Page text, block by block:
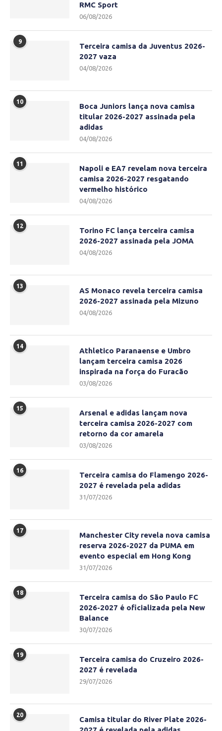
RMC Sport
06/08/2026
9
Terceira camisa da Juventus 2026-
2027 vaza
04/08/2026
10
Boca Juniors lança nova camisa
titular 2026-2027 assinada pela
adidas
04/08/2026
11
Napoli e EA7 revelam nova terceira
camisa 2026-2027 resgatando
vermelho histórico
04/08/2026
12
Torino FC lança terceira camisa
2026-2027 assinada pela JOMA
04/08/2026
13
AS Monaco revela terceira camisa
2026-2027 assinada pela Mizuno
04/08/2026
14
Athletico Paranaense e Umbro
lançam terceira camisa 2026
inspirada na força do Furacão
03/08/2026
15
Arsenal e adidas lançam nova
terceira camisa 2026-2027 com
retorno da cor amarela
03/08/2026
16
Terceira camisa do Flamengo 2026-
2027 é revelada pela adidas
31/07/2026
17
Manchester City revela nova camisa
reserva 2026-2027 da PUMA em
evento especial em Hong Kong
31/07/2026
18
Terceira camisa do São Paulo FC
2026-2027 é oficializada pela New
Balance
30/07/2026
19
Terceira camisa do Cruzeiro 2026-
2027 é revelada
29/07/2026
20
Camisa titular do River Plate 2026-